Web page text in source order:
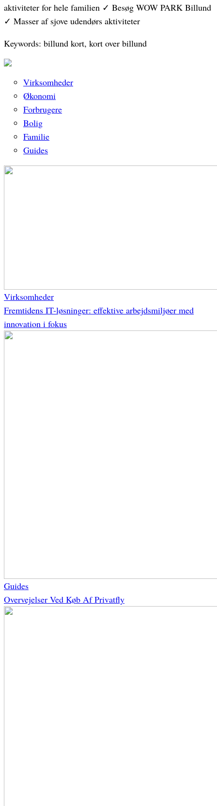
aktiviteter for hele familien ✓ Besøg WOW PARK Billund
✓ Masser af sjove udendørs aktiviteter
Keywords: billund kort, kort over billund
Virksomheder
Økonomi
Forbrugere
Bolig
Familie
Guides
Virksomheder
Fremtidens IT-løsninger: effektive arbejdsmiljøer med
innovation i fokus
Guides
Overvejelser Ved Køb Af Privatfly